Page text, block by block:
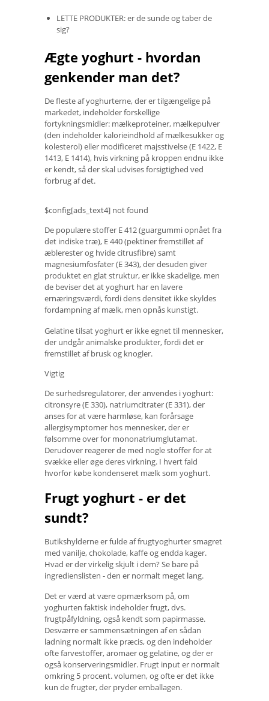
LETTE PRODUKTER: er de sunde og taber de
sig?
Ægte yoghurt - hvordan
genkender man det?
De fleste af yoghurterne, der er tilgængelige på
markedet, indeholder forskellige
fortykningsmidler: mælkeproteiner, mælkepulver
(den indeholder kalorieindhold af mælkesukker og
kolesterol) eller modificeret majsstivelse (E 1422, E
1413, E 1414), hvis virkning på kroppen endnu ikke
er kendt, så der skal udvises forsigtighed ved
forbrug af det.
$config[ads_text4] not found
De populære stoffer E 412 (guargummi opnået fra
det indiske træ), E 440 (pektiner fremstillet af
æblerester og hvide citrusfibre) samt
magnesiumfosfater (E 343), der desuden giver
produktet en glat struktur, er ikke skadelige, men
de beviser det at yoghurt har en lavere
ernæringsværdi, fordi dens densitet ikke skyldes
fordampning af mælk, men opnås kunstigt.
Gelatine tilsat yoghurt er ikke egnet til mennesker,
der undgår animalske produkter, fordi det er
fremstillet af brusk og knogler.
Vigtig
De surhedsregulatorer, der anvendes i yoghurt:
citronsyre (E 330), natriumcitrater (E 331), der
anses for at være harmløse, kan forårsage
allergisymptomer hos mennesker, der er
følsomme over for mononatriumglutamat.
Derudover reagerer de med nogle stoffer for at
svække eller øge deres virkning. I hvert fald
hvorfor købe kondenseret mælk som yoghurt.
Frugt yoghurt - er det
sundt?
Butikshylderne er fulde af frugtyoghurter smagret
med vanilje, chokolade, kaffe og endda kager.
Hvad er der virkelig skjult i dem? Se bare på
ingredienslisten - den er normalt meget lang.
Det er værd at være opmærksom på, om
yoghurten faktisk indeholder frugt, dvs.
frugtpåfyldning, også kendt som papirmasse.
Desværre er sammensætningen af ​​en sådan
ladning normalt ikke præcis, og den indeholder
ofte farvestoffer, aromaer og gelatine, og der er
også konserveringsmidler. Frugt input er normalt
omkring 5 procent. volumen, og ofte er det ikke
kun de frugter, der pryder emballagen.